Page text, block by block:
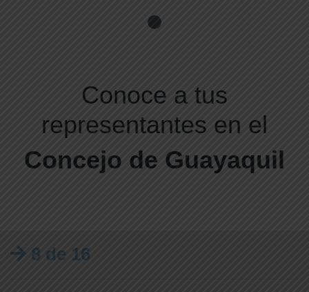
Conoce a tus
representantes en el
Concejo de Guayaquil
8 de 16